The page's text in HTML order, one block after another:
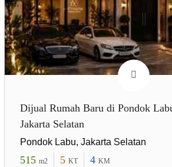
Dijual Rumah Baru di Pondok
Jakarta Selatan
Pondok Labu, Jakarta Selatan
515 m2 5 KT 4 KM